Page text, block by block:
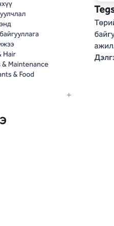
Hair
& Maintenance
& Food